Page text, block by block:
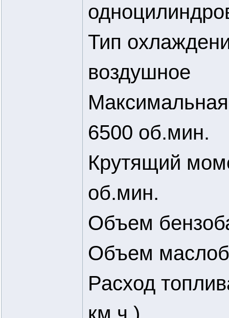
Тип
воздушное
6500 об.мин.
Крутящий
об.мин.
Объем
Объем
Расход
км.ч.)